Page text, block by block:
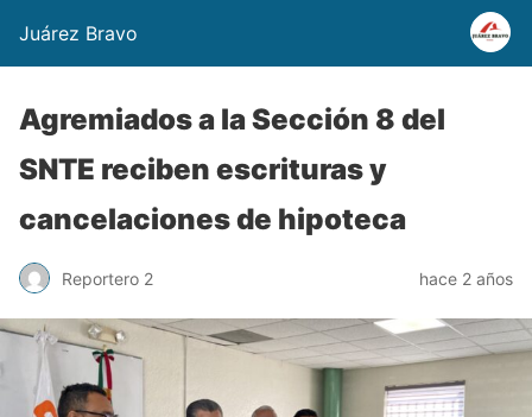
Juárez Bravo
Agremiados a la Sección 8 del
SNTE reciben escrituras y
cancelaciones de hipoteca
Reportero 2 hace 2 años